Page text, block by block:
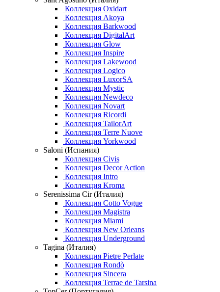
Коллекция Oxidart
Коллекция Akoya
Коллекция Barkwood
Коллекция DigitalArt
Коллекция Glow
Коллекция Inspire
Коллекция Lakewood
Коллекция Logico
Коллекция LuxorSA
Коллекция Mystic
Коллекция Newdeco
Коллекция Novart
Коллекция Ricordi
Коллекция TailorArt
Коллекция Terre Nuove
Коллекция Yorkwood
Saloni (Испания)
Коллекция Civis
Коллекция Decor Action
Коллекция Intro
Коллекция Kroma
Serenissima Cir (Италия)
Коллекция Cotto Vogue
Коллекция Magistra
Коллекция Miami
Коллекция New Orleans
Коллекция Underground
Tagina (Италия)
Коллекция Pietre Perlate
Коллекция Rondò
Коллекция Sincera
Коллекция Terrae de Tarsina